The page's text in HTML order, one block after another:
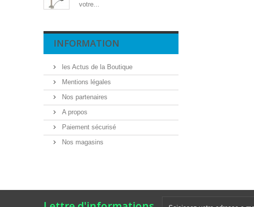
votre...
INFORMATION
les Actus de la Boutique
Mentions légales
Nos partenaires
A propos
Paiement sécurisé
Nos magasins